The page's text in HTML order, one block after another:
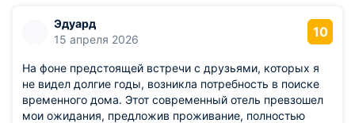
Эдуард
15 апреля 2026
10
На фоне предстоящей встречи с друзьями, которых я
не видел долгие годы, возникла потребность в поиске
временного дома. Этот современный отель превзошел
мои ожидания, предложив проживание, полностью